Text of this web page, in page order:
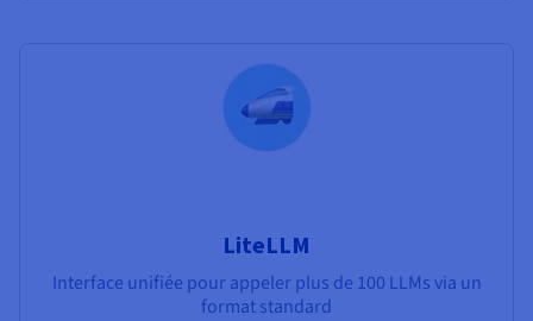
LiteLLM
Interface unifiée pour appeler plus de 100 LLMs via un
format standard